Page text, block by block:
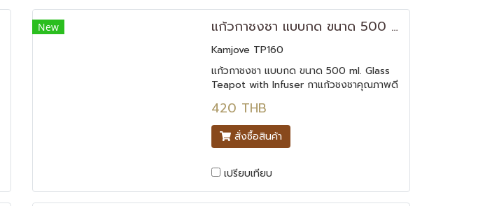
New แก้วกาชงชา แบบกด ขนาด 500 ml.
Kamjove TP160
แก้วกาชงชา แบบกด ขนาด 500 ml. Glass
Teapot with Infuser กาแก้วชงชาคุณภาพดี
รัด พกพาสะดวก ขนาดเทียบเท่ากับแก้วน้ำ
ด้วยขนาดที่เล็กกระทัดรัด กำลังพอดีจึง
สามารถแทนแก้วชาเพื่อดื่มจิบได้ตลอดเวลา
420 THB
สั่งซื้อสินค้า
เปรียบเทียบ